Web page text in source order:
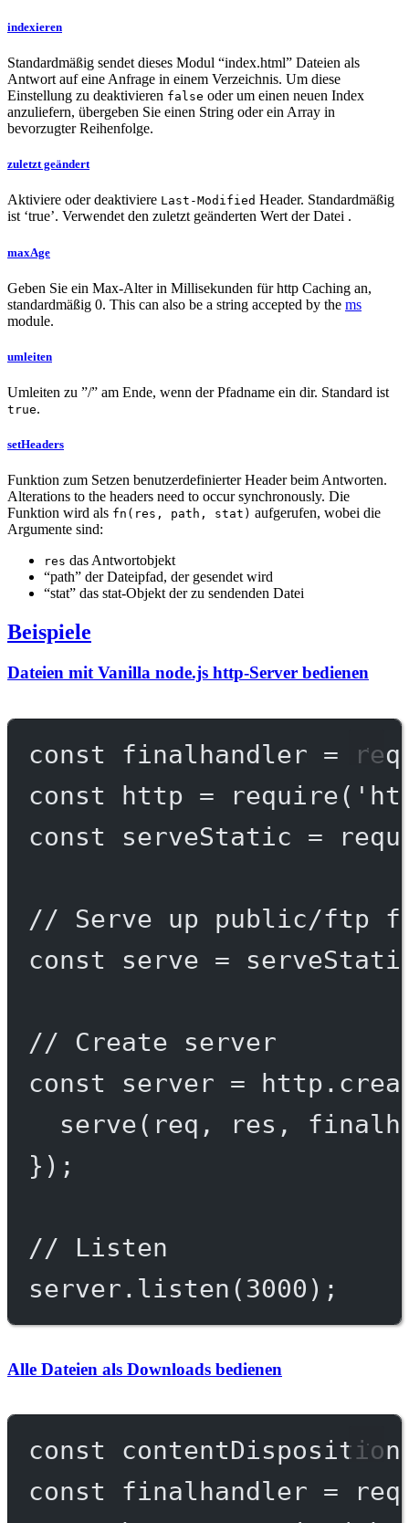
indexieren
Standardmäßig sendet dieses Modul “index.html” Dateien als
Antwort auf eine Anfrage in einem Verzeichnis. Um diese
Einstellung zu deaktivieren false oder um einen neuen Index
anzuliefern, übergeben Sie einen String oder ein Array in
bevorzugter Reihenfolge.
zuletzt geändert
Aktiviere oder deaktiviere Last-Modified Header. Standardmäßig
ist ‘true’. Verwendet den zuletzt geänderten Wert der Datei .
maxAge
Geben Sie ein Max-Alter in Millisekunden für http Caching an,
standardmäßig 0. This can also be a string accepted by the ms
module.
umleiten
Umleiten zu ”/” am Ende, wenn der Pfadname ein dir. Standard ist
true.
setHeaders
Funktion zum Setzen benutzerdefinierter Header beim Antworten.
Alterations to the headers need to occur synchronously. Die
Funktion wird als fn(res, path, stat) aufgerufen, wobei die
Argumente sind:
res das Antwortobjekt
“path” der Dateipfad, der gesendet wird
“stat” das stat-Objekt der zu sendenden Datei
Beispiele
Dateien mit Vanilla node.js http-Server bedienen
const finalhandler =
const
http = require(
const
serveStatic =
// Serve up public/ftp
const
serve =
// Create server
const
server = http.
serve(req, res,
});
// Listen
server. listen (3000 );
Alle Dateien als Downloads bedienen
const
contentDisposition
const
finalhandler =